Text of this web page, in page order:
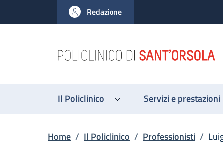
al contenuto principale
to footer content
Redazione
Il Policlinico Servizi e prestazioni
Briciole di pane
Home / Il Policlinico / Professionisti /